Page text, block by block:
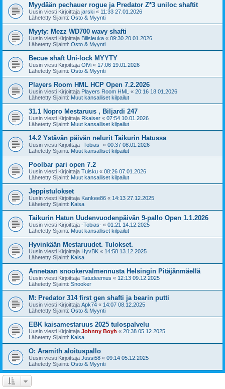
Myydään pechauer rogue ja Predator Z*3 uniloc shaftit
Uusin viesti Kirjoittaja jarski « 11:33 27.01.2026
Lähetetty Sijainti: Osto & Myynti
Myyty: Mezz WD700 wavy shafti
Uusin viesti Kirjoittaja Bilisleuka « 09:30 20.01.2026
Lähetetty Sijainti: Osto & Myynti
Becue shaft Uni-lock MYYTY
Uusin viesti Kirjoittaja OlVi « 17:06 19.01.2026
Lähetetty Sijainti: Osto & Myynti
Players Room HML HCP Open 7.2.2026
Uusin viesti Kirjoittaja Players Room HML « 20:16 18.01.2026
Lähetetty Sijainti: Muut kansalliset kilpailut
31.1 Nopro Mestaruus , Biljardi 247
Uusin viesti Kirjoittaja Rkaiser « 07:54 10.01.2026
Lähetetty Sijainti: Muut kansalliset kilpailut
14.2 Ystävän päivän nelurit Taikurin Hatussa
Uusin viesti Kirjoittaja -Tobias- « 00:37 08.01.2026
Lähetetty Sijainti: Muut kansalliset kilpailut
Poolbar pari open 7.2
Uusin viesti Kirjoittaja Tuisku « 08:26 07.01.2026
Lähetetty Sijainti: Muut kansalliset kilpailut
Jeppistulokset
Uusin viesti Kirjoittaja Kankee86 « 14:13 27.12.2025
Lähetetty Sijainti: Kaisa
Taikurin Hatun Uudenvuodenpäivän 9-pallo Open 1.1.2026
Uusin viesti Kirjoittaja -Tobias- « 01:21 14.12.2025
Lähetetty Sijainti: Muut kansalliset kilpailut
Hyvinkään Mestaruudet. Tulokset.
Uusin viesti Kirjoittaja HyvBK « 14:58 13.12.2025
Lähetetty Sijainti: Kaisa
Annetaan snookervalmennusta Helsingin Pitäjänmäellä
Uusin viesti Kirjoittaja Tatudeemus « 12:13 09.12.2025
Lähetetty Sijainti: Snooker
M: Predator 314 first gen shafti ja bearin putti
Uusin viesti Kirjoittaja Apk74 « 14:07 08.12.2025
Lähetetty Sijainti: Osto & Myynti
EBK kaisamestaruus 2025 tulospalvelu
Uusin viesti Kirjoittaja Johnny Boyh « 20:38 05.12.2025
Lähetetty Sijainti: Kaisa
O: Aramith aloituspallo
Uusin viesti Kirjoittaja Jussi58 « 09:14 05.12.2025
Lähetetty Sijainti: Osto & Myynti